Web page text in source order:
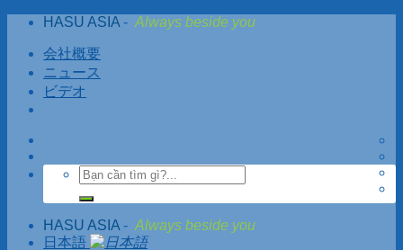
Skip
content
HASU ASIA - Always beside you
会社概要
ニュース
ビデオ
HASU ASIA - Always beside you
日本語